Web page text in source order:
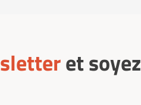
et soyez